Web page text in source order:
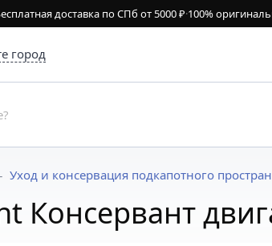
доставка по СПб от 5000 ₽·100%
город
Уход и консервация подкапотного
Консервант